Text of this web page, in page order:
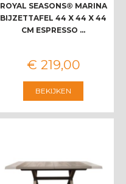
ROYAL SEASONS® MARINA
BIJZETTAFEL 44 X 44 X 44
CM ESPRESSO …
€ 219,00
BEKIJKEN